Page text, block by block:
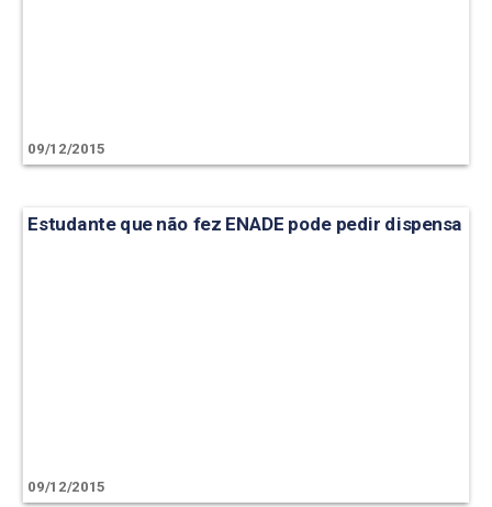
09/12/2015
Estudante que não fez ENADE pode pedir dispensa
09/12/2015